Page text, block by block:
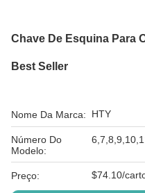
Chave De Esquina Para
Best Seller
Nome Da Marca: HTY
Número Do
Modelo:
Preço: $74.10/